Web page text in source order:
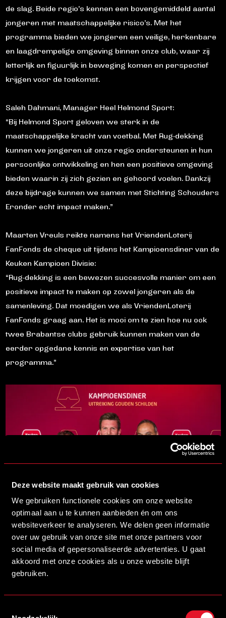
Deze website maakt gebruik van cookies
We gebruiken functionele cookies om onze website
optimaal aan u te kunnen aanbieden én om ons
websiteverkeer te analyseren. We delen geen informatie
over uw gebruik van onze site met onze partners voor
social media of gepersonaliseerde advertenties. U gaat
akkoord met onze cookies als u onze website blijft
gebruiken.
de slag. Beide regio’s kennen een bovengemiddeld aantal
jongeren met maatschappelijke risico’s. Met het
programma bieden we jongeren een veilige, herkenbare
en laagdrempelige omgeving binnen onze club, waar zij
letterlijk en figuurlijk in beweging komen en perspectief
krijgen voor de toekomst.
Saleh Dahmani, Manager Heel Helmond Sport:
“Bij Helmond Sport geloven we sterk in de
maatschappelijke kracht van voetbal. Met Rug-dekking
kunnen we jongeren uit onze regio ondersteunen in hun
persoonlijke ontwikkeling en hen een positieve omgeving
bieden waarin zij zich gezien en gehoord voelen. Dankzij
deze bijdrage kunnen we samen met Stichting Schouders
Eronder echt impact maken.”
Maarten Vreuls reikte namens het VriendenLoterij
FanFonds de cheque uit tijdens het Kampioensdiner van de
Keuken Kampioen Divisie:
“Rug-dekking is een bewezen succesvolle manier om een
positieve impact te maken op zowel jongeren als de
samenleving. Dat moedigen we als VriendenLoterij
FanFonds graag aan. Het is mooi om te zien hoe nu ook
twee Brabantse clubs gebruik kunnen maken van de
eerder opgedane kennis en expertise van het
programma.”
OVER HET VRIENDENLOTERIJ
FANFONDS
waarmee voetbalorganisaties – zowel amateur als